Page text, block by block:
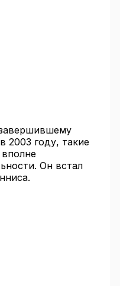
2003 году, такие
вполне
Он встал